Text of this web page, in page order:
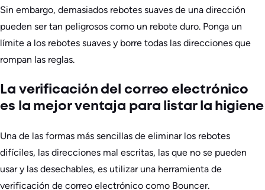
Sin embargo, demasiados rebotes suaves de una dirección
pueden ser tan peligrosos como un rebote duro. Ponga un
límite a los rebotes suaves y borre todas las direcciones que
rompan las reglas.
La verificación del correo electrónico
es la mejor ventaja para listar la higiene
Una de las formas más sencillas de eliminar los rebotes
difíciles, las direcciones mal escritas, las que no se pueden
usar y las desechables, es utilizar una herramienta de
verificación de correo electrónico como Bouncer.